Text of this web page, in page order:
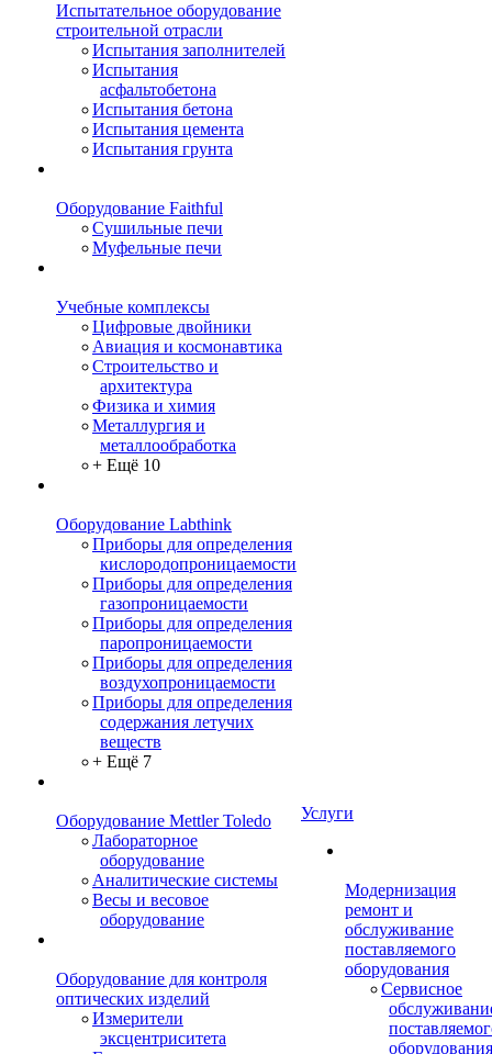
Испытательное оборудование
строительной отрасли
Испытания заполнителей
Испытания
асфальтобетона
Испытания бетона
Испытания цемента
Испытания грунта
Оборудование Faithful
Сушильные печи
Муфельные печи
Учебные комплексы
Цифровые двойники
Авиация и космонавтика
Строительство и
архитектура
Физика и химия
Металлургия и
металлообработка
+ Ещё 10
Оборудование Labthink
Приборы для определения
кислородопроницаемости
Приборы для определения
газопроницаемости
Приборы для определения
паропроницаемости
Приборы для определения
воздухопроницаемости
Приборы для определения
содержания летучих
веществ
+ Ещё 7
Оборудование Mettler Toledo
Лабораторное
оборудование
Аналитические системы
Весы и весовое
оборудование
Оборудование для контроля
оптических изделий
Измерители
эксцентриситета
Услуги
Модернизация
ремонт и
обслуживание
поставляемого
оборудования
Сервисное
оборудования